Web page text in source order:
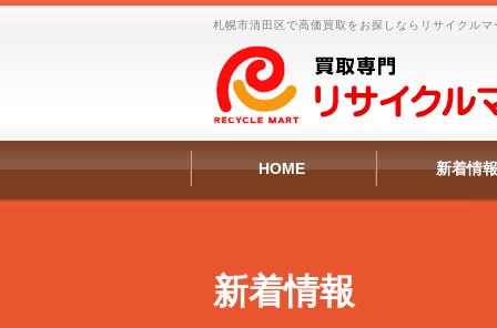
札幌市清田区で高価買取をお探しならリサイクル
HOME 新着情報
新着情報